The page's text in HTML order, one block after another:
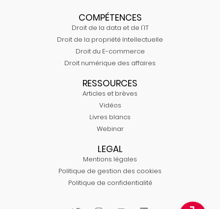
COMPÉTENCES
Droit de la data et de l'IT
Droit de la propriété Intellectuelle
Droit du E-commerce
Droit numérique des affaires
RESSOURCES
Articles et brèves
Vidéos
Livres blancs
Webinar
LEGAL
Mentions légales
Politique de gestion des cookies
Politique de confidentialité